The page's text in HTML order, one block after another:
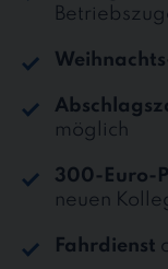
möglich
300-Euro-
neuen
Fahrdienst